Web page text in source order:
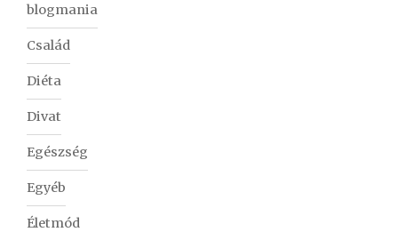
blogmania
Család
Diéta
Divat
Egészség
Egyéb
Életmód